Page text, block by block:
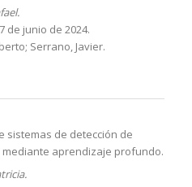
de junio de 2024.
Serrano, Javier.
sistemas de detección de
aprendizaje profundo.